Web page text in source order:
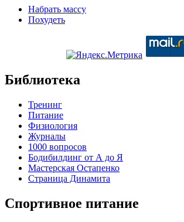
Набрать массу
Похудеть
Библиотека
Тренинг
Питание
Физиология
Журналы
1000 вопросов
Бодибилдинг от А до Я
Мастерская Остапенко
Страница Динамита
Спортивное питание